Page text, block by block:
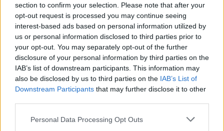
section to confirm your selection. Please note that after your
opt-out request is processed you may continue seeing
interest-based ads based on personal information utilized by
us or personal information disclosed to third parties prior to
your opt-out. You may separately opt-out of the further
disclosure of your personal information by third parties on the
IAB’s list of downstream participants. This information may
also be disclosed by us to third parties on the IAB’s List of
Downstream Participants that may further disclose it to other
Personal Data Processing Opt Outs
A budapesti Cervantes tanulmányi vezetője szerint az online oktatás
sok diáknak tette lehetővé, hogy Magyarország egész területéről
csatlakozozzon a kurzusaikhoz. De nem az élő vagy online
nyelvtanfolyamok jelentik az egyetlen lehetőséget a gyakorlásra.
„Klasszikus könyvtári szolgáltatások mellett az intézet rendelkezik
elektronikus könyvtárral: nagy mennyiségű digitalizált
gyűjteménnyel, e-könyvekkel, podcastokkal, spanyol nyelvű
kiadványokkal, magazinokkal és újságokkal várunk mindenkit.
Kulturális programjaink egy része, mint a filmvetítések online
nézhetők otthonról, illetve a madridi központ szinte minden
kulturális programját az egész világon online lehet követni” –
mondja.
A Cervantes Intézet rendszeresen szervez filmvetítéseket mind saját